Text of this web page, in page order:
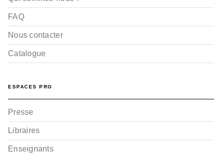
FAQ
Nous contacter
Catalogue
ESPACES PRO
Presse
Libraires
Enseignants